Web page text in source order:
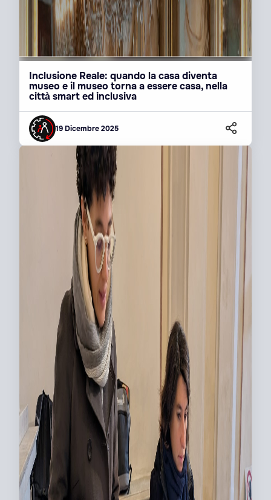
Inclusione Reale: quando la casa diventa
museo e il museo torna a essere casa, nella
città smart ed inclusiva
19 Dicembre 2025